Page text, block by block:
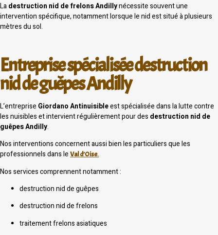
Ladestruction nid de frelons Andillynécessite souvent une
intervention spécifique, notamment lorsque le nid est situé à plusieurs
mètres du sol.
Entreprise spécialisée destruction
nid de guêpes Andilly
L’entreprise Giordano Antinuisibleest spécialisée dans la lutte contre
les nuisibles et intervient régulièrement pour des destruction nid de
guêpes Andilly.
Nos interventions concernent aussi bien les particuliers que les
professionnels dans le Val d’Oise.
Nos services comprennent notamment :
destruction nid de guêpes
destruction nid de frelons
traitement frelons asiatiques